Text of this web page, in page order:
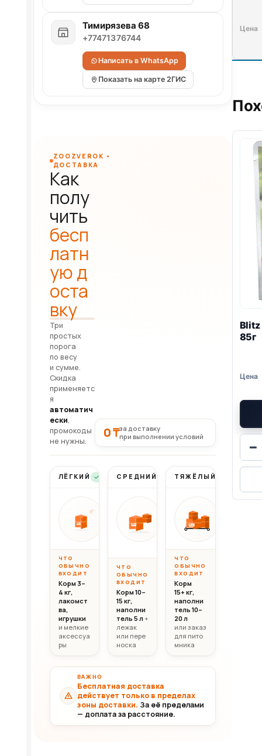
Blitz
85г
−
Тимирязева 68
+77471376744
Написать в WhatsApp
Показать на карте 2ГИС
ZOOZVEROK •
ДОСТАВКА
Как
полу
чить
бесп
латн
ую д
оста
вку
Три
простых
порога
по весу
и сумме.
Скидка
применяетс
я
автоматич
ески,
промокоды
не нужны.
0 ₸за доставку
при выполнении условий
ЛЁГКИЙ Бесплатно
10кг
Вес до 10 кг
10 000 ₸
ЧТО
ОБЫЧНО
ВХОДИТ
Корм 3–
4 кг,
лакомст
ва,
игрушки
и мелкие
аксессуа
ры
СРЕДНИЙ Бесплатно
20кг
Вес 10–20 кг
20 000 ₸
ЧТО
ОБЫЧНО
ВХОДИТ
Корм 10–
15 кг,
наполни
тель 5 л+
лежак
или пере
носка
ТЯЖЁЛЫЙ
30+кг
ЧТО
ОБЫЧНО
ВХОДИТ
Корм
15+ кг,
наполни
тель 10–
20 л
или заказ
для пито
мника
ВАЖНО
Бесплатная доставка
действует только в пределах
зоны доставки. За её пределами
— доплата за расстояние.